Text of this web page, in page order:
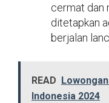
cermat dan
ditetapkan
berjalan
READ
Indonesia 2024